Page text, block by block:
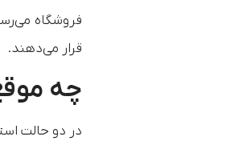
فروشگاه‌
قرار می‌دهند.
چه
در دو حالت